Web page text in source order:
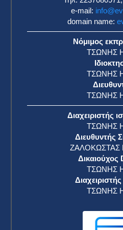
e-mail:
domain name:
Νόμιμος
ΤΣΩΝΗΣ
ΤΣΩΝΗΣ
ΤΣΩΝΗΣ
Διαχειριστής
ΤΣΩΝΗΣ
Διευθυντής
ΖΑΛΟΚΩΣΤΑΣ
Δικαιούχος
ΤΣΩΝΗΣ
ΤΣΩΝΗΣ